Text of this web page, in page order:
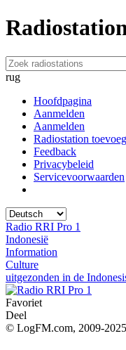
rug
Hoofdpagina
Aanmelden
Aanmelden
Radiostation
Feedback
Privacybeleid
Servicevoorwaarden
Radio RRI Pro 1
Indonesië
Information
Culture
uitgezonden in de
Favoriet
Deel
© LogFM.com, 2009-